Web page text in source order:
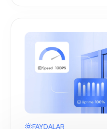
FAYDALAR